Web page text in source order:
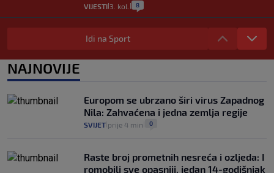
VIJESTI 3. kol. 8
Selidba je jedno od stresnijih iskustava.
Evo aktualnih cijena i nekoliko savjeta
VIJESTI 2. kol. 0
automobilom na Hvar iz Zagreba, a
koliko iz Osijeka
VIJESTI 2. kol. 14
Idi na Sport
NAJNOVIJE
Europom se ubrzano širi virus Zapadnog
Nila: Zahvaćena i jedna zemlja regije
SVIJET prije 4 min 0
Raste broj prometnih nesreća i ozljeda: I
romobili sve opasniji, jedan 14-godišnjak